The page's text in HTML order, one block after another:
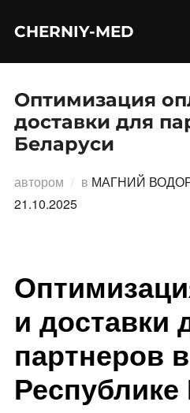
CHERNIY-MED
Оптимизация
доставки для
Беларуси
автором в МАГНИЙ
21.10.2025
и доставки
партнеров в